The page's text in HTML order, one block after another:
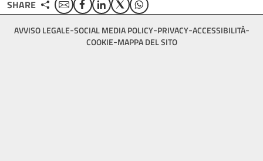
SHARE
Footer
bottom
AVVISO LEGALE SOCIAL MEDIA POLICY PRIVACY ACCESSIBILITÀ
COOKIE MAPPA DEL SITO